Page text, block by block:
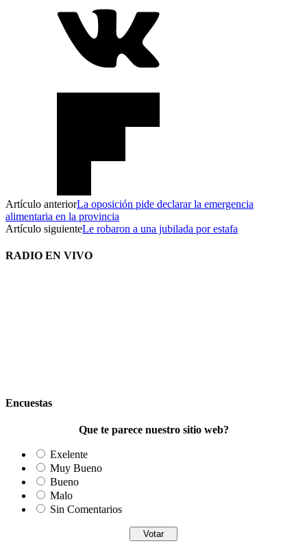
Artículo anteriorLa oposición pide declarar la emergencia
alimentaria en la provincia
Artículo siguienteLe robaron a una jubilada por estafa
RADIO EN VIVO
Encuestas
Que te parece nuestro sitio web?
Exelente
Muy Bueno
Bueno
Malo
Sin Comentarios